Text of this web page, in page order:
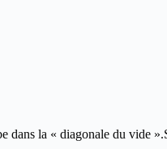
dans la « diagonale du vide